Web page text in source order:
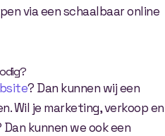
via een schaalbaar online
? Dan kunnen wij een
Wil je marketing, verkoop en
kunnen we ook een